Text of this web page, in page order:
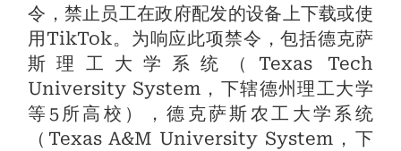
令，禁止员工在政府配发的设备上下载或使
用TikTok。为响应此项禁令，包括德克萨
斯理工大学系统（Texas Tech
University System，下辖德州理工大学
等5所高校），德克萨斯农工大学系统
（Texas A&M University System，下